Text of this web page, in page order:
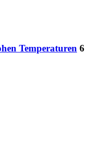
Temperaturen 6